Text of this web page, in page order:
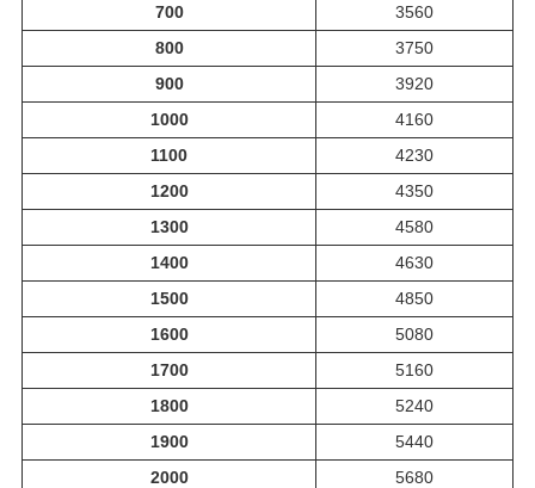
700
3560
800
3750
900
3920
1000
4160
1100
4230
1200
4350
1300
4580
1400
4630
1500
4850
1600
5080
1700
5160
1800
5240
1900
5440
2000
5680